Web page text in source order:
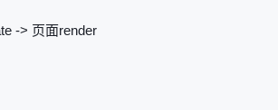
-> 页面render